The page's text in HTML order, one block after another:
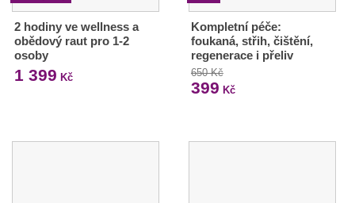
2 hodiny ve wellness a
obědový raut pro 1-2
osoby
1 399 Kč
Kompletní péče:
foukaná, střih, čištění,
regenerace i přeliv
650 Kč
399 Kč